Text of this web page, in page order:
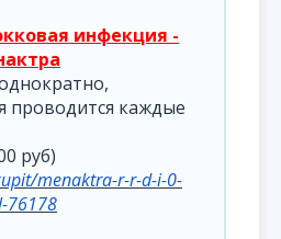
инфекция -
проводится каждые
руб)
menaktra-r-r-d-i-0-
76178